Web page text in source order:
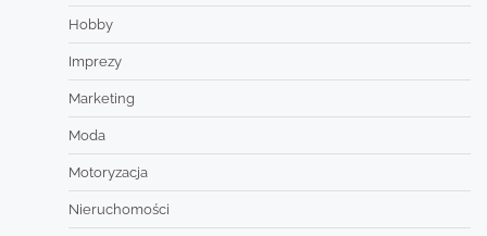
Hobby
Imprezy
Marketing
Moda
Motoryzacja
Nieruchomości